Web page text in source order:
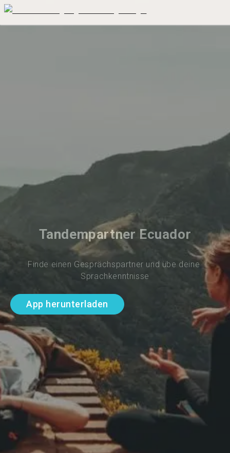
Tandempartner Ecuador
Finde einen Gesprächspartner und übe deine
Sprachkenntnisse
App herunterladen